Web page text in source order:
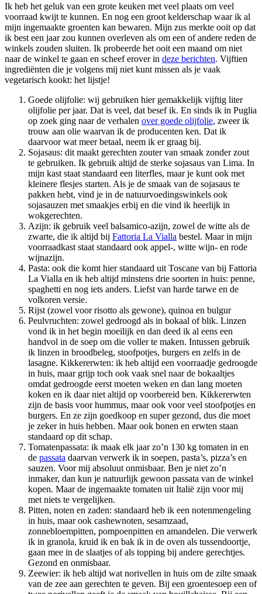
Ik heb het geluk van een grote keuken met veel plaats om veel
voorraad kwijt te kunnen. En nog een groot kelderschap waar ik al
mijn ingemaakte groenten kan bewaren. Mijn zus merkte ooit op dat
ik best een jaar zou kunnen overleven als om een of andere reden de
winkels zouden sluiten. Ik probeerde het ooit een maand om niet
naar de winkel te gaan en scheef erover in deze berichten. Vijftien
ingrediënten die je volgens mij niet kunt missen als je vaak
vegetarisch kookt: het lijstje!
Goede olijfolie: wij gebruiken hier gemakkelijk vijftig liter
olijfolie per jaar. Dat is veel, dat besef ik. En sinds ik in Puglia
op zoek ging naar de verhalen over goede olijfolie, zweer ik
trouw aan olie waarvan ik de producenten ken. Dat ik
daarvoor wat meer betaal, neem ik er graag bij.
Sojasaus: dit maakt gerechten zouter van smaak zonder zout
te gebruiken. Ik gebruik altijd de sterke sojasaus van Lima. In
mijn kast staat standaard een literfles, maar je kunt ook met
kleinere flesjes starten. Als je de smaak van de sojasaus te
pakken hebt, vind je in de natuurvoedingswinkels ook
sojasauzen met smaakjes erbij en die vind ik heerlijk in
wokgerechten.
Azijn: ik gebruik veel balsamico-azijn, zowel de witte als de
zwarte, die ik altijd bij Fattoria La Vialla bestel. Maar in mijn
voorraadkast staat standaard ook appel-, witte wijn- en rode
wijnazijn.
Pasta: ook die komt hier standaard uit Toscane van bij Fattoria
La Vialla en ik heb altijd minstens drie soorten in huis: penne,
spaghetti en nog iets anders. Liefst van harde tarwe en de
volkoren versie.
Rijst (zowel voor risotto als gewone), quinoa en bulgur
Peulvruchten: zowel gedroogd als in bokaal of blik. Linzen
vond ik in het begin moeilijk en dan deed ik al eens een
handvol in de soep om die voller te maken. Intussen gebruik
ik linzen in broodbeleg, stoofpotjes, burgers en zelfs in de
lasagne. Kikkererwten: ik heb altijd een voorraadje gedroogde
in huis, maar grijp toch ook vaak snel naar de bokaaltjes
omdat gedroogde eerst moeten weken en dan lang moeten
koken en ik daar niet altijd op voorbereid ben. Kikkererwten
zijn de basis voor hummus, maar ook voor veel stoofpotjes en
burgers. En ze zijn goedkoop en super gezond, dus die moet
je zeker in huis hebben. Maar ook bonen en erwten staan
standaard op dit schap.
Tomatenpassata: ik maak elk jaar zo’n 130 kg tomaten in en
de passata daarvan verwerk ik in soepen, pasta’s, pizza’s en
sauzen. Voor mij absoluut onmisbaar. Ben je niet zo’n
inmaker, dan kun je natuurlijk gewoon passata van de winkel
kopen. Maar de ingemaakte tomaten uit Italië zijn voor mij
met niets te vergelijken.
Pitten, noten en zaden: standaard heb ik een notenmengeling
in huis, maar ook cashewnoten, sesamzaad,
zonnebloempitten, pompoenpitten en amandelen. Die verwerk
ik in granola, kruid ik en bak ik in de oven als tussendoortje,
gaan mee in de slaatjes of als topping bij andere gerechtjes.
Gezond en onmisbaar.
Zeewier: ik heb altijd wat norivellen in huis om de zilte smaak
van de zee aan gerechten te geven. Bij een groentesoep een of